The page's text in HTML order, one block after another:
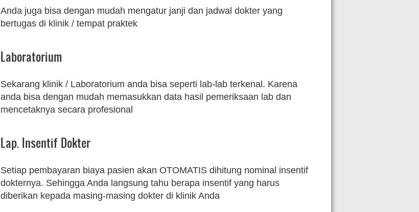
Anda juga bisa dengan mudah mengatur janji dan jadwal dokter yang
bertugas di klinik / tempat praktek
Laboratorium
Sekarang klinik / Laboratorium anda bisa seperti lab-lab terkenal. Karena
anda bisa dengan mudah memasukkan data hasil pemeriksaan lab dan
mencetaknya secara profesional
Lap. Insentif Dokter
Setiap pembayaran biaya pasien akan OTOMATIS dihitung nominal insentif
dokternya. Sehingga Anda langsung tahu berapa insentif yang harus
diberikan kepada masing-masing dokter di klinik Anda